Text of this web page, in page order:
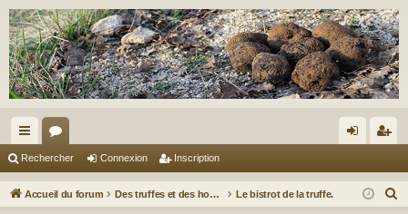
ac
co
or
u ne cri
Rechercher Connexion Inscription
Accueil du forum Des truffes et des hommes. Le bistrot de la truffe.